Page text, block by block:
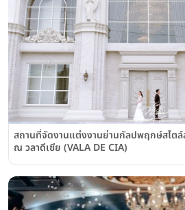
สถานที่จัดงานแต่งงานย่านกัลปพฤกษ์สไต
ณ วลาดีเซีย (VALA DE CIA)